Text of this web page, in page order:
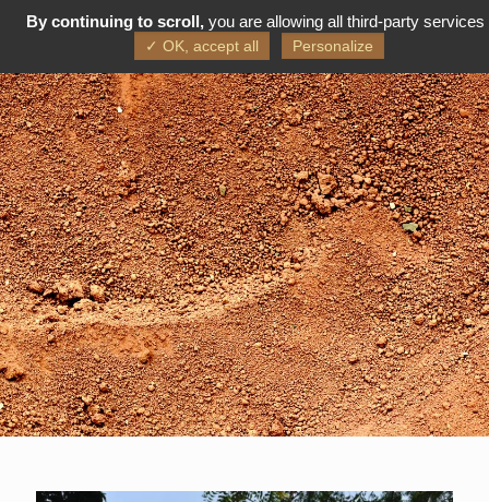
FR EN
By continuing to scroll, you are allowing all third-party services
✓ OK, accept all Personalize